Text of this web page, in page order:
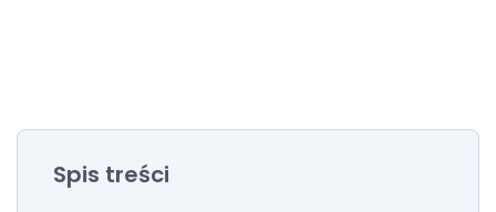
Spis treści